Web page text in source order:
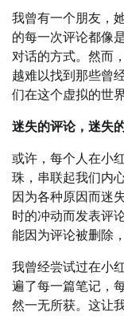
我曾有一个朋友，
的每一次评论都像
对话的方式。然而
越难以找到那些曾
们在这个虚拟的世
迷失的评论，迷失
或许，每个人在小
珠，串联起我们内
因为各种原因而迷
时的冲动而发表评
能因为评论被删除
我曾经尝试过在小
遍了每一篇笔记，
然一无所获。这让